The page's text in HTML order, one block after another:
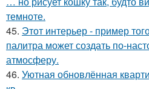
темноте.
45. Этот интерьер - пример
палитра может создать по-
атмосферу.
46. Уютная обновлённая